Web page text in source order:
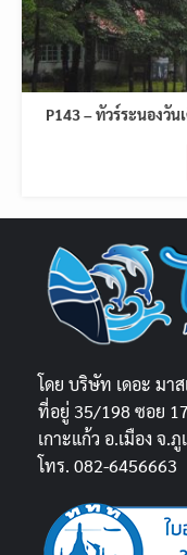
P143 – ทัวร์ระนองวัน
โดย บริษัท เดอะ มา
ที่อยู่ 35/198 ซอย
เกาะแก้ว อ.เมือง จ.
โทร. 082-6456663